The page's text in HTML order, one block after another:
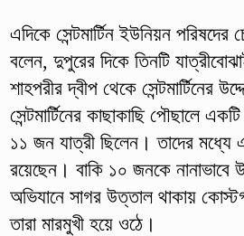
এদিকে সেন্টমার্টিন ইউনিয়ন পরিষদের
বলেন, দুপুরের দিকে তিনটি
শাহপরীর দ্বীপ থেকে সেন্টমার্টিনের
সেন্টমার্টিনের কাছাকাছি পৌছালে
১১ জন যাত্রী ছিলেন। তাদের
রয়েছেন। বাকি ১০ জনকে
অভিযানে সাগর উত্তাল থাকায়
তারা মারমুখী হয়ে ওঠে।